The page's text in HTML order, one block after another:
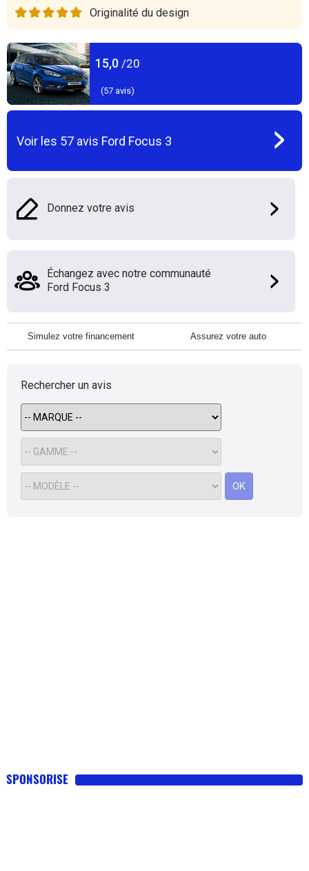
Originalité du design
15,0 /20
(57 avis)
Voir les 57 avis Ford Focus 3
Donnez votre avis
Échangez avec notre communauté
Ford Focus 3
Simulez votre financement Assurez votre auto
Rechercher un avis
OK
SPONSORISE